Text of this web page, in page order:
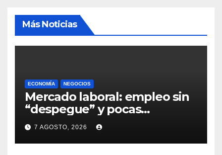
Más Noticias
ECONOMÍA NEGOCIOS
Mercado laboral: empleo sin
“despegue” y pocas
expectativas empresariales
sobre aumento de personal
7 AGOSTO, 2026